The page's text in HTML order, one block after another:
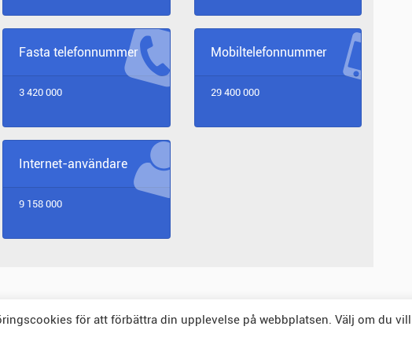
Fasta telefonnummer
3 420 000
Mobiltelefonnummer
29 400 000
Internet-användare
9 158 000
för att förbättra din upplevelse på webbplatsen. Välj om du vill